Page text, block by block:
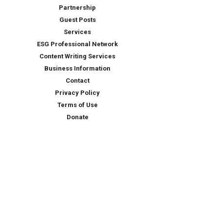
Partnership
Guest Posts
Services
ESG Professional Network
Content Writing Services
Business Information
Contact
Privacy Policy
Terms of Use
Donate